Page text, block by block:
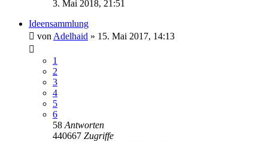
3. Mai 2018, 21:51
Ideensammlung
von Adelhaid » 15. Mai 2017, 14:13
1
2
3
4
5
6
58 Antworten
440667 Zugriffe